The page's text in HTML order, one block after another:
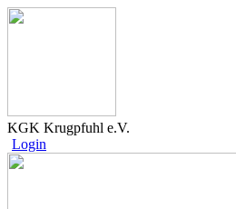
KGK Krugpfuhl e.V.
Login